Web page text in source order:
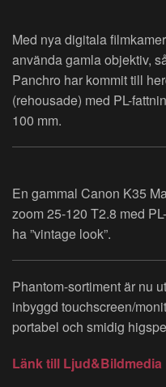
Med nya digitala
använda gamla objektiv,
Panchro har kommit till
(rehousade) med PL-
100 mm.
En gammal Canon K35
zoom 25-120 T2.8 med
ha ”vintage look”.
Phantom-sortiment är nu
inbyggd touchscreen/
portabel och smidig
Länk till Ljud&Bildmedia